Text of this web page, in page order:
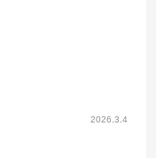
2026.3.4